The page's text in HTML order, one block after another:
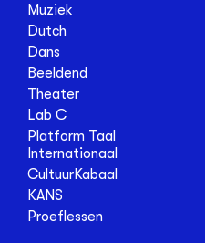
Muziek
Dutch
Dans
Beeldend
Theater
Lab C
Platform Taal
Internationaal
CultuurKabaal
KANS
Proeflessen